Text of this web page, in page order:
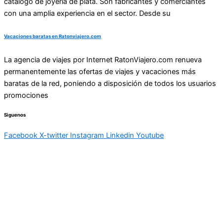
con una amplia experiencia en el sector. Desde su
Vacaciones baratas en Ratonviajero.com
La agencia de viajes por Internet RatonViajero.com renueva
permanentemente las ofertas de viajes y vacaciones más
baratas de la red, poniendo a disposición de todos los usuarios
promociones
Siguenos
Facebook X-twitter Instagram Linkedin Youtube